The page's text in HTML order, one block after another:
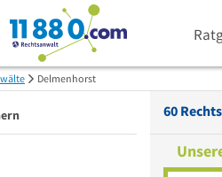
Delmenhorst
60